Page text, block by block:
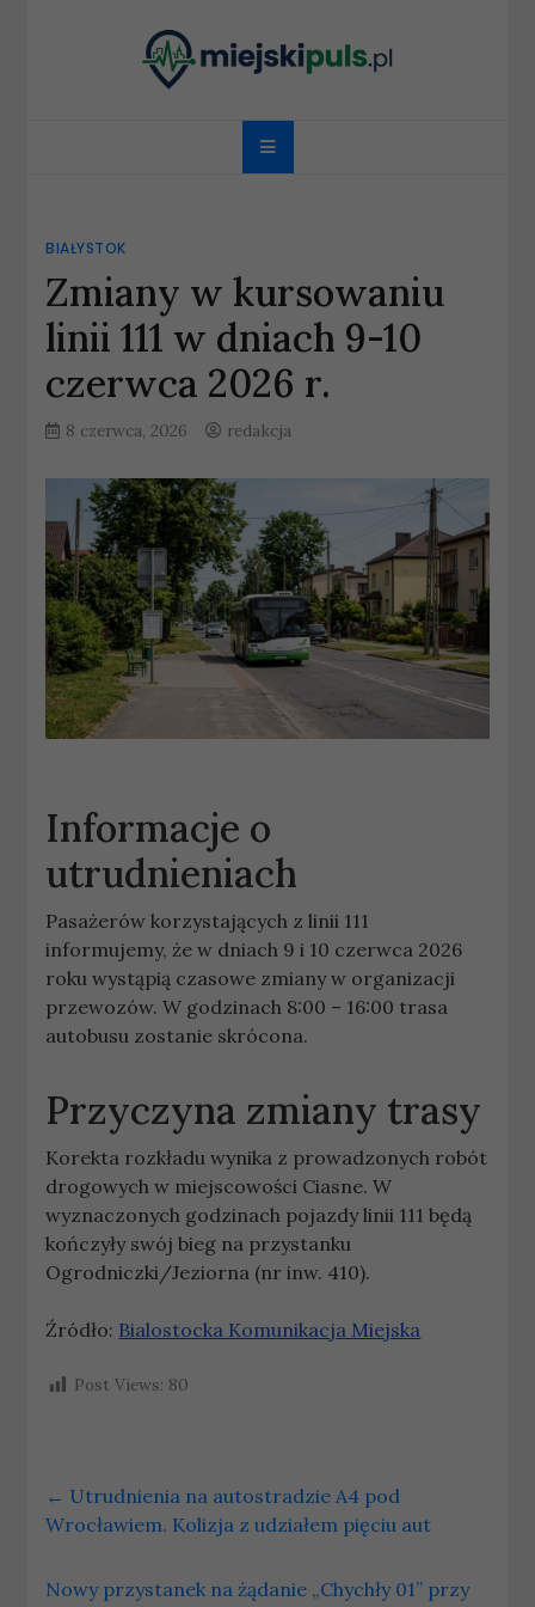
miejskipuls.pl
BIAŁYSTOK
Zmiany w kursowaniu
linii 111 w dniach 9-10
czerwca 2026 r.
8 czerwca, 2026 redakcja
Informacje o
utrudnieniach
Pasażerów korzystających z linii 111
informujemy, że w dniach 9 i 10 czerwca 2026
roku wystąpią czasowe zmiany w organizacji
przewozów. W godzinach 8:00 – 16:00 trasa
autobusu zostanie skrócona.
Przyczyna zmiany trasy
Korekta rozkładu wynika z prowadzonych robót
drogowych w miejscowości Ciasne. W
wyznaczonych godzinach pojazdy linii 111 będą
kończyły swój bieg na przystanku
Ogrodniczki/Jeziorna (nr inw. 410).
Źródło: Bialostocka Komunikacja Miejska
Post Views: 80
← Utrudnienia na autostradzie A4 pod
Wrocławiem. Kolizja z udziałem pięciu aut
Nowy przystanek na żądanie „Chychły 01” przy